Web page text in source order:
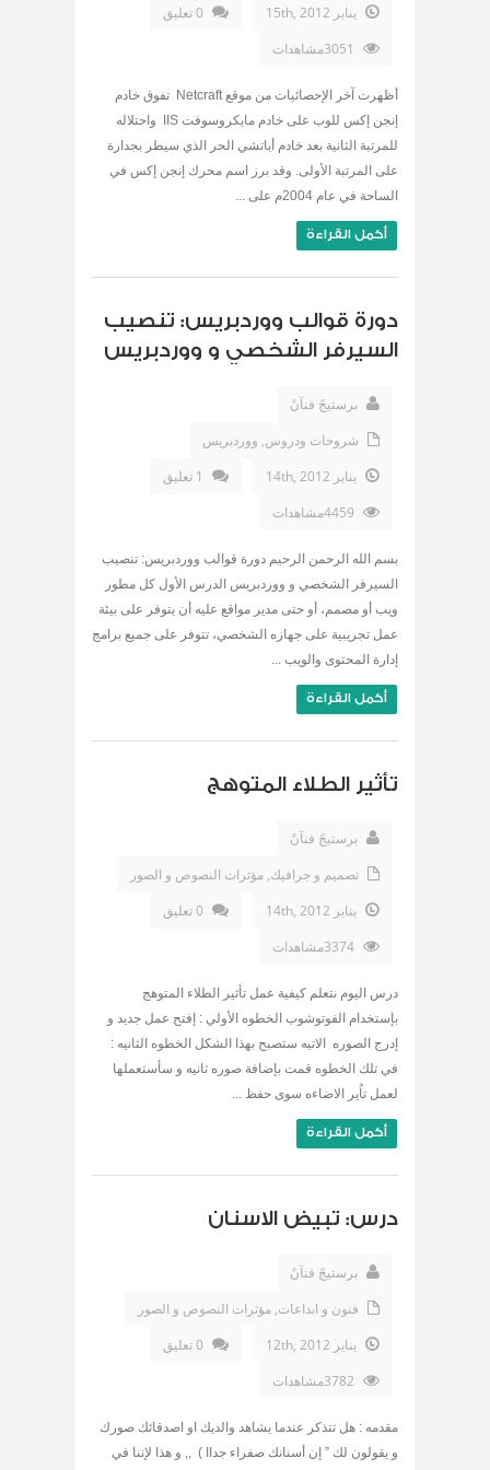
يناير 15th, 2012
0 تعليق
أظهرت آخر الإحصائيات من موقع Netcraft تفوق خادم
إنجن إكس للوب على خادم مايكروسوفت IIS واحتلاله
للمرتبة الثانية بعد خادم أباتشي الحر الذي سيطر بجدارة
على المرتبة الأولى. وقد برز اسم محرك إنجن إكس في
الساحة في عام 2004م على ...
أكمل القراءة
دورة قوالب ووردبريس: تنصيب
السيرفر الشخصي و ووردبريس
برستيجً فنآنً
شروحات ودروس, ووردبريس
يناير 14th, 2012
1 تعليق
بسم الله الرحمن الرحيم دورة قوالب ووردبريس: تنصيب
السيرفر الشخصي و ووردبريس الدرس الأول كل مطور
ويب أو مصمم، أو حتى مدير مواقع عليه أن يتوفر على بيئة
عمل تجريبية على جهازه الشخصي، تتوفر على جميع برامج
إدارة المحتوى والويب ...
أكمل القراءة
تأثير الطلاء المتوهج
برستيجً فنآنً
تصميم و جرافيك, مؤثرات النصوص و الصور
يناير 14th, 2012
0 تعليق
درس اليوم نتعلم كيفية عمل تأثير الطلاء المتوهج
بإستخدام الفوتوشوب الخطوه الأولي : إفتح عمل جديد و
إدرج الصوره الاتيه ستصبح بهذا الشكل الخطوه الثانيه :
في تلك الخطوه قمت بإضافة صوره ثانيه و سأستعملها
لعمل تاُير الاضاءه سوى حفظ ...
أكمل القراءة
درس: تبيض الاسنان
برستيجً فنآنً
فنون و ابداعات, مؤثرات النصوص و الصور
يناير 12th, 2012
0 تعليق
مقدمه : هل تتذكر عندما يشاهد والديك او اصدقائك صورك
و يقولون لك ” إن أسنانك صفراء جداا ) ,, و هذا لإننا في